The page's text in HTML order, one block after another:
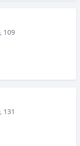
109
131